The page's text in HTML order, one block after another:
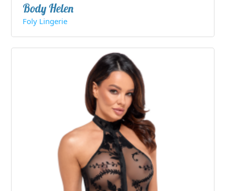
Body Helen
Foly Lingerie